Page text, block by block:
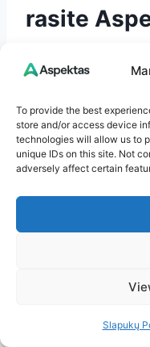
To provide the best
store and/or access device
technologies will allow us to
unique IDs on this site. Not
adversely affect certain
Slapukų
rasite
komentarą – man
Jeigu patiko šis
daugiau temų
straipsnių apie
aktualijas ir dar